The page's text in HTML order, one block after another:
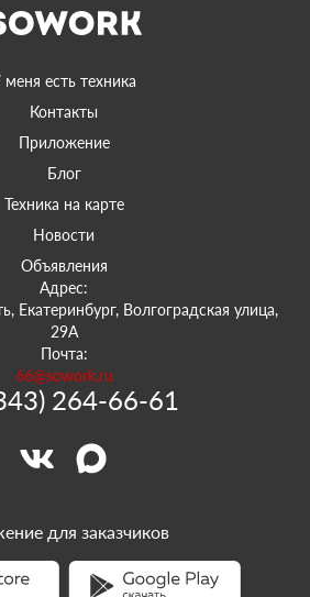
меня есть техника
Контакты
Приложение
Блог
Техника на карте
Новости
Объявления
Адрес:
Екатеринбург, Волгоградская улица,
29А
Почта:
66@sowork.ru
264-66-61
для заказчиков